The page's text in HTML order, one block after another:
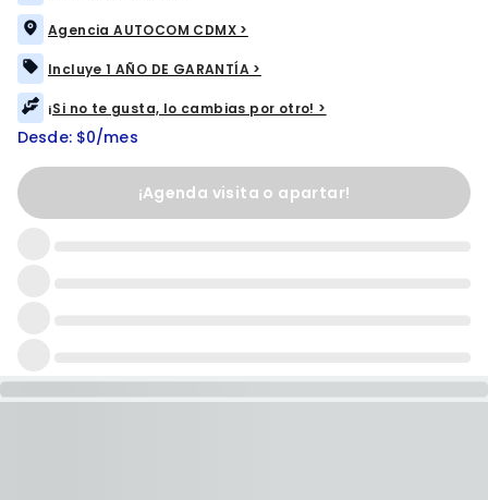
Agencia AUTOCOM CDMX >
Incluye 1 AÑO DE GARANTÍA >
¡Si no te gusta, lo cambias por otro! >
Desde: $0/mes
¡Agenda visita o apartar!